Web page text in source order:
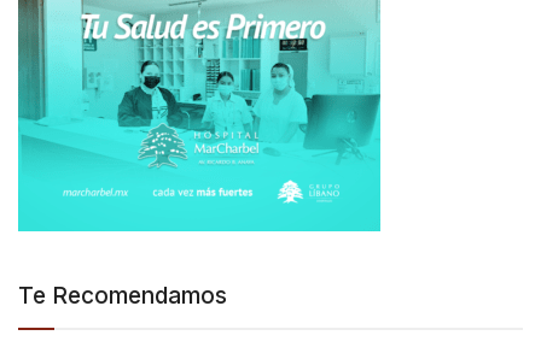
Te Recomendamos